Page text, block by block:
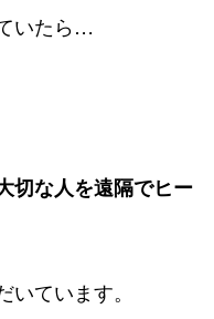
いたら…
切な人を遠隔でヒー
ています。